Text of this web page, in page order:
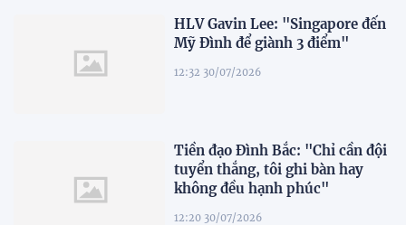
HLV Gavin Lee: "Singapore đến
Mỹ Đình để giành 3 điểm"
12:32 30/07/2026
Tiền đạo Đình Bắc: "Chỉ cần đội
tuyển thắng, tôi ghi bàn hay
không đều hạnh phúc"
12:20 30/07/2026